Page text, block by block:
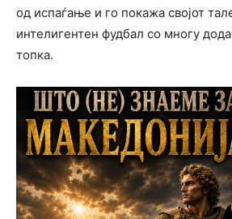
од испаѓање и го покажа својот
интелигентен фудбал со многу
топка.